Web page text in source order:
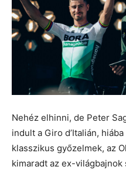
Nehéz elhinni, de Peter
indult a Giro d’Italián,
klasszikus győzelmek, az
kimaradt az ex-